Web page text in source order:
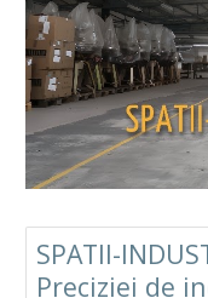
SPATII-
Preciziei de